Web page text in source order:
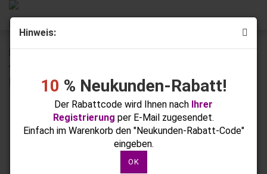
Hinweis:
10 % Neukunden-Rabatt!
Der Rabattcode wird Ihnen nach Ihrer
Registrierung per E-Mail zugesendet.
Einfach im Warenkorb den "Neukunden-Rabatt-Code"
eingeben.
OK
« Erster « zurück weiter »
Letzter »
42
Nail-Art Folie Gold AB 1,5m